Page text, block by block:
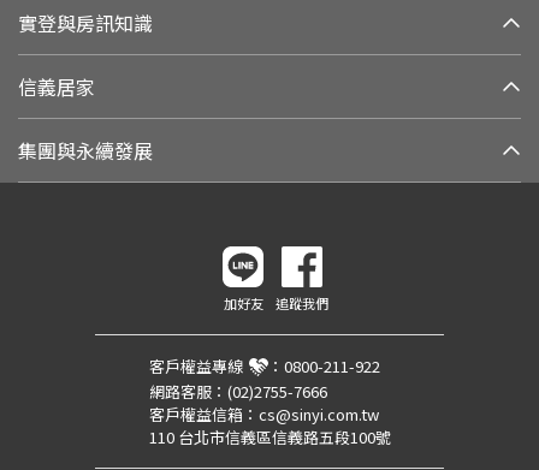
實登與房訊知識
信義居家
集團與永續發展
加好友 追蹤我們
客戶權益專線 ： 0800-211-922
網路客服： (02)2755-7666
客戶權益信箱： cs@sinyi.com.tw
110 台北市信義區信義路五段100號